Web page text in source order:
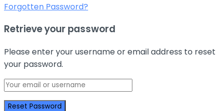
Forgotten Password?
Retrieve your password
Please enter your username or email address to reset
your password.